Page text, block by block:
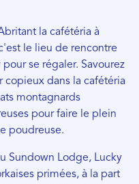
la cafétéria à
le lieu de rencontre
se régaler. Savourez
dans la cafétéria
montagnards
pour faire le plein
poudreuse.
Sundown Lodge, Lucky
primées, à la part